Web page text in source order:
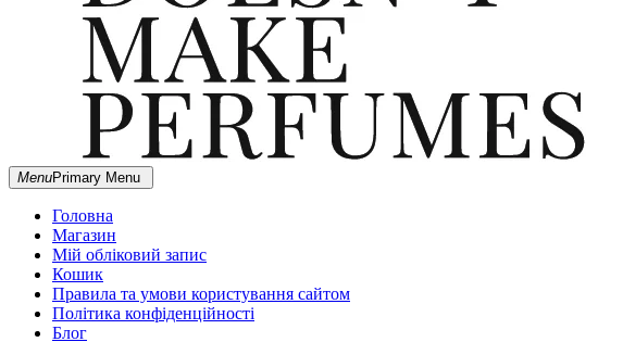
MARGIE
DOESN'T
MAKE
PERFUMES
Незалежна українська парфумерія
MenuPrimary Menu
Головна
Магазин
Мій обліковий запис
Кошик
Правила та умови користування сайтом
Політика конфіденційності
Блог